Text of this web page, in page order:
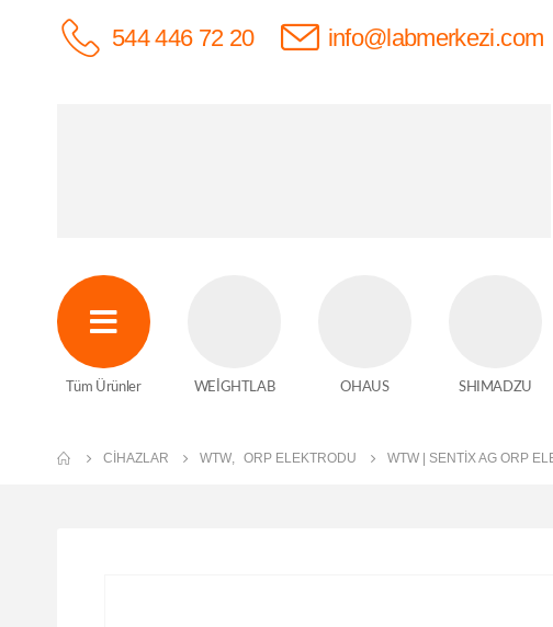
info@labmerkezi.com
544 446 72 20
Tüm Ürünler WEİGHTLAB OHAUS SHIMADZU
CIHAZLAR WTW ORP ELEKTRODU WTW | SENTIX AG ORP